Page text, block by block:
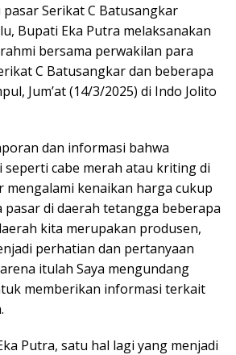
Serikat C Batusangkar
Bupati Eka Putra melaksanakan
bersama perwakilan para
C Batusangkar dan beberapa
Jum’at (14/3/2025) di Indo Jolito
dan informasi bahwa
cabe merah atau kriting di
mengalami kenaikan harga cukup
pasar di daerah tetangga beberapa
kita merupakan produsen,
perhatian dan pertanyaan
itulah Saya mengundang
memberikan informasi terkait
Putra, satu hal lagi yang menjadi